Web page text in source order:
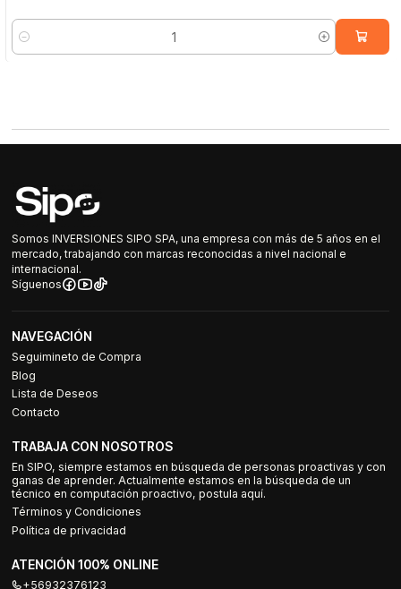
Cantidad
Somos INVERSIONES SIPO SPA, una empresa con más de 5 años en el
mercado, trabajando con marcas reconocidas a nivel nacional e
internacional.
Síguenos
NAVEGACIÓN
Seguimineto de Compra
Blog
Lista de Deseos
Contacto
TRABAJA CON NOSOTROS
En SIPO, siempre estamos en búsqueda de personas proactivas y con
ganas de aprender. Actualmente estamos en la búsqueda de un
técnico en computación proactivo, postula aquí.
Términos y Condiciones
Política de privacidad
ATENCIÓN 100% ONLINE
+56932376123